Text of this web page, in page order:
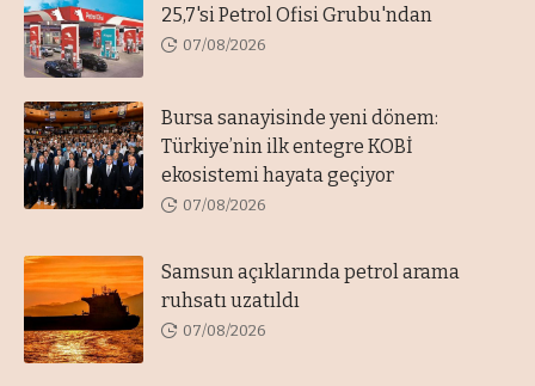
25,7'si Petrol Ofisi Grubu'ndan
07/08/2026
Bursa sanayisinde yeni dönem:
Türkiye’nin ilk entegre KOBİ
ekosistemi hayata geçiyor
07/08/2026
Samsun açıklarında petrol arama
ruhsatı uzatıldı
07/08/2026